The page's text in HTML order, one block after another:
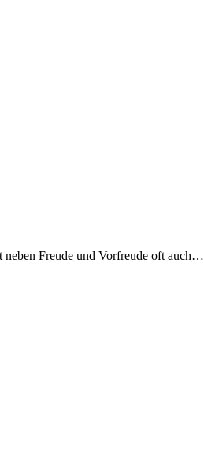
neben Freude und Vorfreude oft auch…